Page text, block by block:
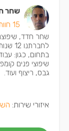
שחר
15 חוות דעת
שחר חדד,
בתחום, כגון:
שיפוצי פנים
גבס, ריצוף ועוד.
איזורי שירות: